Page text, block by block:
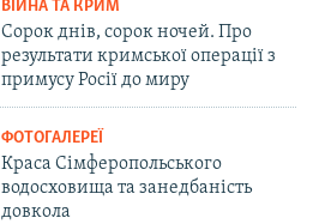
ВІЙНА ТА КРИМ
Сорок днів, сорок ночей. Про
результати кримської операції з
примусу Росії до миру
ФОТОГАЛЕРЕЇ
Краса Сімферопольського
водосховища та занедбаність
довкола